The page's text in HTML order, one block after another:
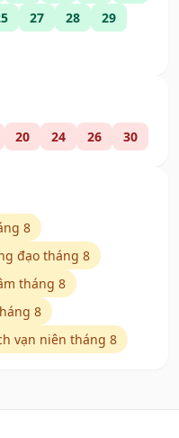
27 28
29
20 24 26 30
8
đạo tháng 8
tháng 8
8
vạn niên tháng 8